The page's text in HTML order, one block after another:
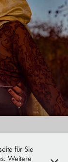
für Sie
Weitere